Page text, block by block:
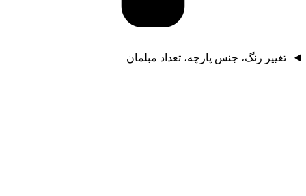
تغییر رنگ، جنس پارچه، تعداد مبلمان